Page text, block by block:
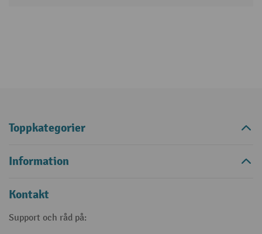
Toppkategorier
Information
Kontakt
Support och råd på: